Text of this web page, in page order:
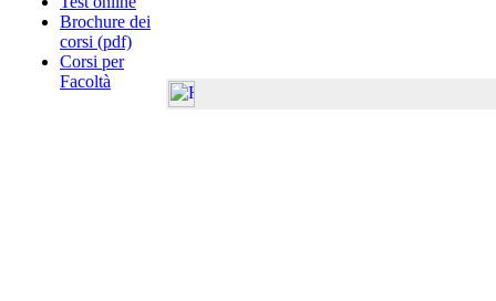
Brochure dei
corsi (pdf)
Corsi per
Facoltà